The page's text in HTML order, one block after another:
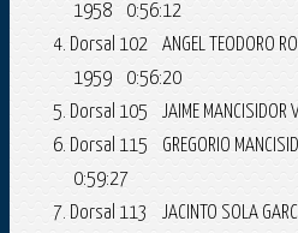
1958 0:56:12
Dorsal 102 ANGEL TEODORO
1959 0:56:20
Dorsal 105 JAIME
Dorsal 115 GREGORIO
0:59:27
Dorsal 113 JACINTO SOLA